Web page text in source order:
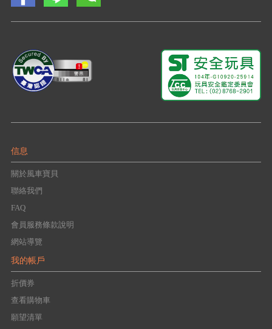
信息
關於風車寶貝
聯絡我們
FAQ
會員服務條款說明
網站導覽
我的帳戶
折價券
查看購物車
願望清單